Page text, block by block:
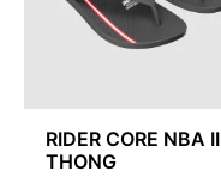
RIDER CORE NBA II
THONG